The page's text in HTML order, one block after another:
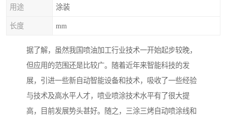
用途 涂装
长度 mm
据了解，虽然我国喷油加工行业技术一开始起步较晚，
但应用的范围还是比较广。随着近年来智能科技的发
展，引进一些新自动智能设备和技术，吸收了一些经验
与技术及高水平人才，喷业喷涂技术水平有了很大提
高，目前发展势头甚好。随之，三涂三烤自动喷涂线和